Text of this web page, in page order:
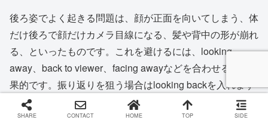
後ろ姿でよく起きる問題は、顔が正面を向いてしまう、体
だけ後ろで顔だけカメラ目線になる、髪や背中の形が崩れ
る、といったものです。これを避けるには、looking
away、back to viewer、facing awayなどを合わせると効
果的です。振り返りを狙う場合はlooking backを入れます
が、完全な後ろ姿を狙う場合はlooking backを入れない方
が安定します。ここも意図が分かれやすいので、振り返ら
SHARE CONTACT HOME TOP SIDE